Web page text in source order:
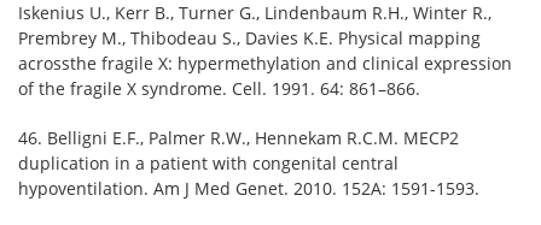
Iskenius U., Kerr B., Turner G., Lindenbaum R.H., Winter R.,
Prembrey M., Thibodeau S., Davies K.E. Physical mapping
acrossthe fragile X: hypermethylation and clinical expression
of the fragile X syndrome. Cell. 1991. 64: 861–866.
46. Belligni E.F., Palmer R.W., Hennekam R.C.M. MECP2
duplication in a patient with congenital central
hypoventilation. Am J Med Genet. 2010. 152A: 1591-1593.